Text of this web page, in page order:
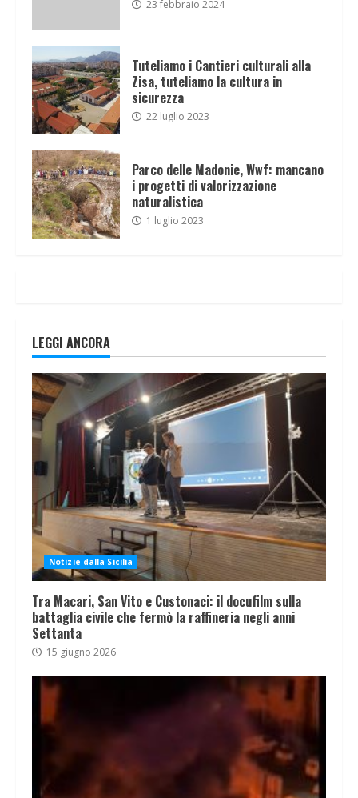
23 febbraio 2024
Tuteliamo i Cantieri culturali alla
Zisa, tuteliamo la cultura in
sicurezza
22 luglio 2023
Parco delle Madonie, Wwf: mancano
i progetti di valorizzazione
naturalistica
1 luglio 2023
LEGGI ANCORA
Notizie dalla Sicilia
Tra Macari, San Vito e Custonaci: il docufilm sulla
battaglia civile che fermò la raffineria negli anni
Settanta
15 giugno 2026